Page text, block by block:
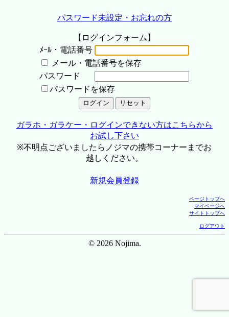
パスワード未設定・お忘れの方
【ログインフォーム】
ﾒｰﾙ・電話番号
メール・電話番号を保存
パスワード
パスワードを保存
ガラホ・ガラケー・ログインできない方はこちらから
お試し下さい
※不明点ございましたらノジマの携帯コーナーまでお
越しください。
新規会員登録
ページトップへ
マイページへ
サイトトップへ
ログアウト
© 2026 Nojima.